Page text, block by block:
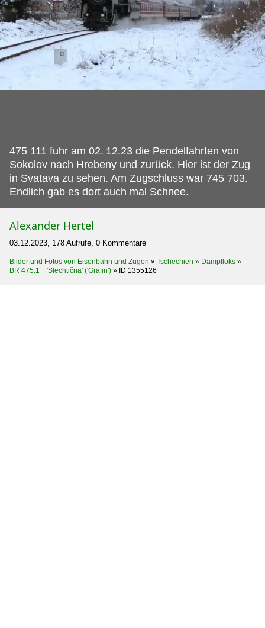
475 111 fuhr am 02. 12.23 die Pendelfahrten von
Sokolov nach Hrebeny und zurück. Hier ist der Zug
in Svatava zu sehen. Am Zugschluss war 745 703.
Endlich gab es dort auch mal Schnee.
Alexander Hertel
03.12.2023, 178 Aufrufe, 0 Kommentare
Bilder und Fotos von Eisenbahn und Zügen » Tschechien » Dampfloks »
BR 475.1 'Slechtična' ('Gräfin') » ID 1355126